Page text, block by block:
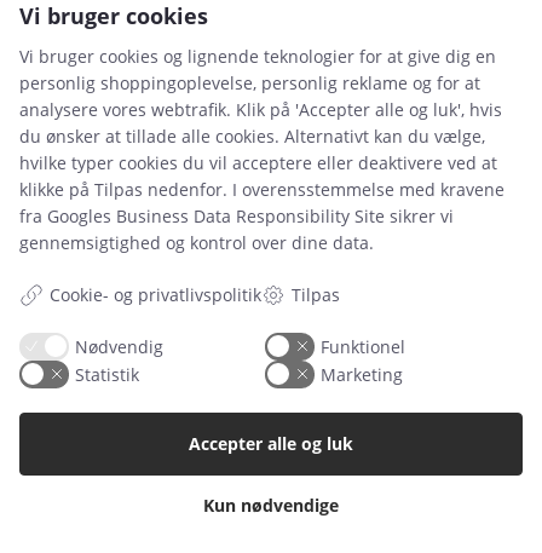
Leje- og købsbetingelser
Cookie- og privatlivspolitik
Typiske spørgsmål
Manualer
Samarbejdspartnere
Referencer
Vi bruger cookies
Vi bruger cookies og lignende teknologier for at give dig en
personlig shoppingoplevelse, personlig reklame og for at
analysere vores webtrafik. Klik på 'Accepter alle og luk', hvis
du ønsker at tillade alle cookies. Alternativt kan du vælge,
hvilke typer cookies du vil acceptere eller deaktivere ved at
klikke på Tilpas nedenfor. I overensstemmelse med kravene
fra Googles Business Data Responsibility Site sikrer vi
gennemsigtighed og kontrol over dine data.
Cookie- og privatlivspolitik Tilpas
Nødvendig
Funktionel
Statistik
Marketing
Kun nødvendige
Accepter alle og luk